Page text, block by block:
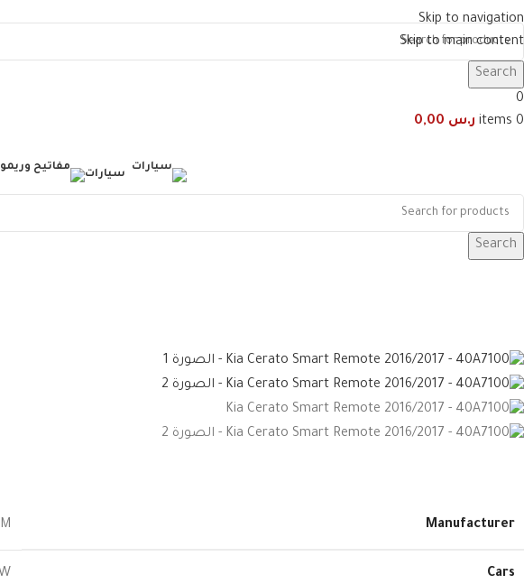
Skip to navigation
Skip to main content
Search
0
0
items ر.س
سيارات
Search
Manufacturer
Cars